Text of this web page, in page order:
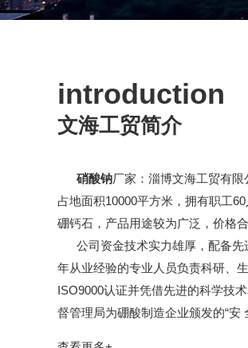
introduction
文海工贸简介
硝酸钠厂家：淄博文海工贸有
占地面积10000平方米，拥有职工
硼钙石，产品用途较为广泛，价格合
公司资金技术实力雄厚，配备先
年从业经验的专业人员负责科研、
ISO9000认证并凭借先进的科学技
督管理局为硼酸制造企业颁发的“安